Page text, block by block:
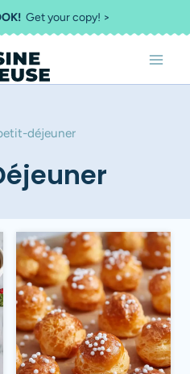
Get your copy! >
déjeuner